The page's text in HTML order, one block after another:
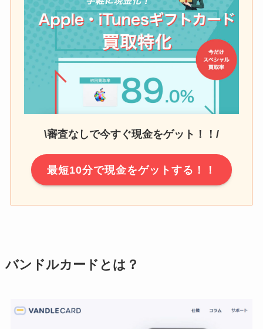
\審査なしで今すぐ現金をゲット！！/
最短10分で現金をゲットする！！
バンドルカードとは？